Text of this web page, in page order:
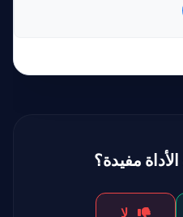
مفيدة؟
لا